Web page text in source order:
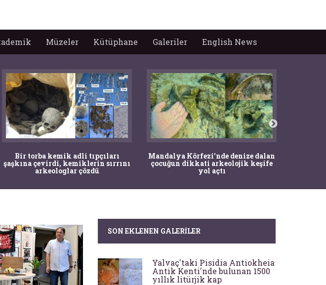
Müzeler Kütüphane Galeriler English News
Bir torba kemik adli tıpçıları
şaşkına çevirdi, kemiklerin sırrını
arkeologlar çözdü
Mandalya Körfezi’nde denize dalan
çocuğun dikkati arkeolojik keşife
yol açtı
SON EKLENEN GALERILER
Yalvaç'taki Pisidia Antiokheia
Antik Kenti'nde bulunan 1500
yıllık litürjik kap